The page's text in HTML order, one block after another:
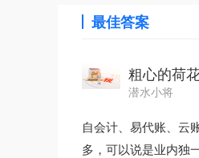
最佳答案
粗心的荷
潜水小将
自会计、易代账、云
多，可以说是业内独